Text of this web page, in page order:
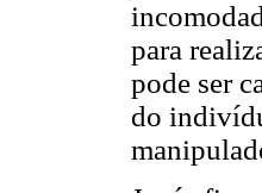
para
pode ser
do